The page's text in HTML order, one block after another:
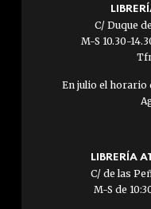
C/ Duque
M-S 10.30-
En julio el horario
LIBRERÍA
C/ de las
M-S de